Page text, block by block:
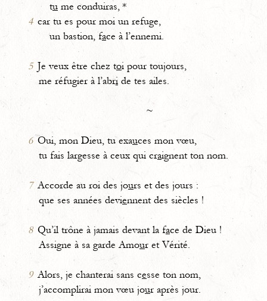
tu me conduiras, *
4 car tu es pour moi un refuge,
un bastion, face à l’ennemi.
5 Je veux être chez toi pour toujours,
me réfugier à l’abri de tes ailes.
~
6 Oui, mon Dieu, tu exauces mon vœu,
tu fais largesse à ceux qui craignent ton nom.
7 Accorde au roi des jours et des jours :
que ses années deviennent des siècles !
8 Qu’il trône à jamais devant la face de Dieu !
Assigne à sa garde Amour et Vérité.
9 Alors, je chanterai sans cesse ton nom,
j’accomplirai mon vœu jour après jour.